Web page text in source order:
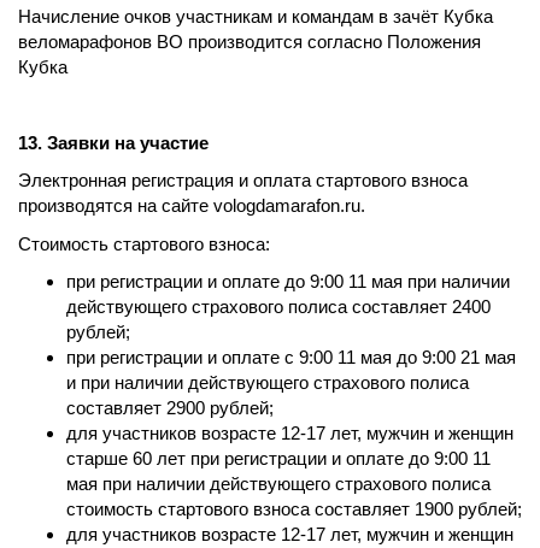
Начисление очков участникам и командам в зачёт Кубка
веломарафонов ВО производится согласно Положения
Кубка
13. Заявки на участие
Электронная регистрация и оплата стартового взноса
производятся на сайте vologdamarafon.ru.
Стоимость стартового взноса:
при регистрации и оплате до 9:00 11 мая при наличии
действующего страхового полиса составляет 2400
рублей;
при регистрации и оплате с 9:00 11 мая до 9:00 21 мая
и при наличии действующего страхового полиса
составляет 2900 рублей;
для участников возрасте 12-17 лет, мужчин и женщин
старше 60 лет при регистрации и оплате до 9:00 11
мая при наличии действующего страхового полиса
стоимость стартового взноса составляет 1900 рублей;
для участников возрасте 12-17 лет, мужчин и женщин